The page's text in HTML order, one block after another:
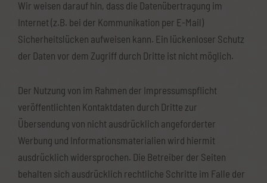
Wir weisen darauf hin, dass die Datenübertragung im
Internet (z.B. bei der Kommunikation per E-Mail)
Sicherheitslücken aufweisen kann. Ein lückenloser Schutz
der Daten vor dem Zugriff durch Dritte ist nicht möglich.
Der Nutzung von im Rahmen der Impressumspflicht
veröffentlichten Kontaktdaten durch Dritte zur
Übersendung von nicht ausdrücklich angeforderter
Werbung und Informationsmaterialien wird hiermit
ausdrücklich widersprochen. Die Betreiber der Seiten
behalten sich ausdrücklich rechtliche Schritte im Falle der